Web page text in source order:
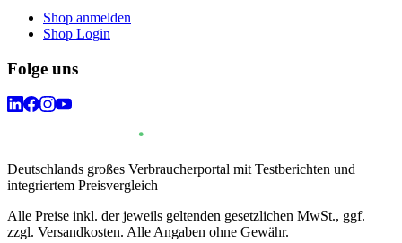
Shop anmelden
Shop Login
Folge uns
Deutschlands großes Verbraucherportal mit Testberichten und
integriertem Preisvergleich
Alle Preise inkl. der jeweils geltenden gesetzlichen MwSt., ggf.
zzgl. Versandkosten. Alle Angaben ohne Gewähr.